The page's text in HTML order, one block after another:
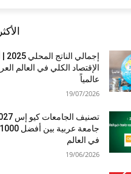
الإقتصاد الكلي في العالم
عالمياً
19/07/2026
في العالم
19/06/2026